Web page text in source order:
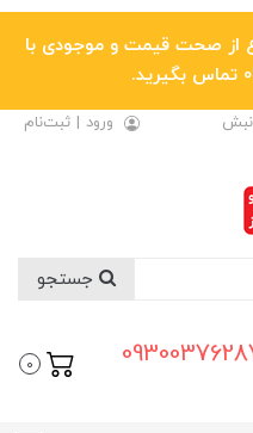
از صحت قیمت و موجودی با
نبش
ورود | ثبت‌نام
09111961461 - 01154606042
0